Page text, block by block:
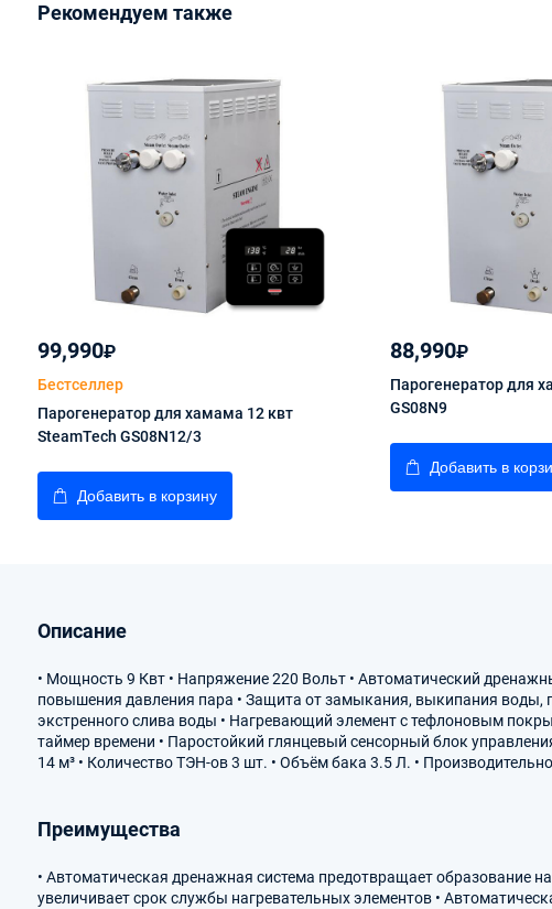
Рекомендуем также
99,990₽
Бестселлер
Парогенератор для хамама 12 квт
SteamTech GS08N12/3
Добавить в корзину
88,990₽
Парогенератор для
GS08N9
Добавить в
Описание
• Мощность 9 Квт • Напряжение 220 Вольт • Автоматический
повышения давления пара • Защита от замыкания, выкипания воды,
экстренного слива воды • Нагревающий элемент с тефлоновым
таймер времени • Паростойкий глянцевый сенсорный блок
14 м³ • Количество ТЭН-ов 3 шт. • Объём бака 3.5 Л. •
Преимущества
• Автоматическая дренажная система предотвращает образование
увеличивает срок службы нагревательных элементов •